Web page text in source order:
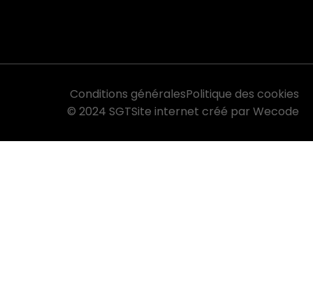
Conditions généralesPolitique des cookies
© 2024 SGTSite internet créé par Wecode